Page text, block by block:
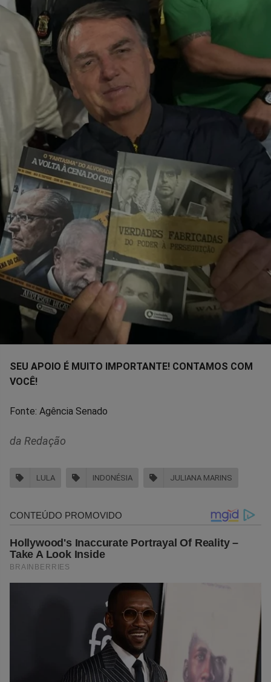
SEU APOIO É MUITO IMPORTANTE! CONTAMOS COM
VOCÊ!
Fonte: Agência Senado
da Redação
LULA INDONÉSIA JULIANA MARINS